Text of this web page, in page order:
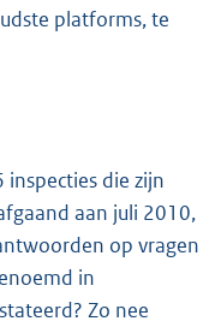
platforms, te
die zijn
aan juli 2010,
op vragen
in
Zo nee